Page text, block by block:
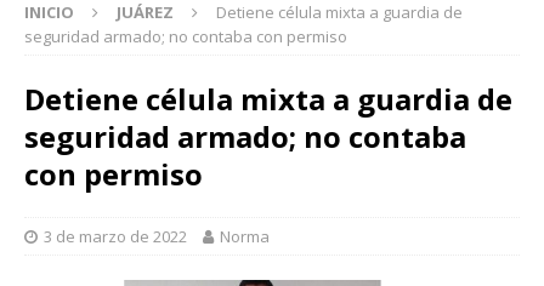
INICIO JUÁREZ
Detiene célula mixta a guardia de
seguridad armado; no contaba con permiso
Detiene célula mixta a guardia de
seguridad armado; no contaba
con permiso
3 de marzo de 2022 Norma